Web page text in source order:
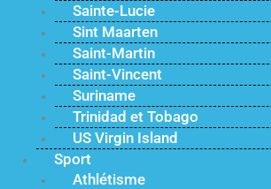
Sainte-Lucie
Sint Maarten
Saint-Martin
Saint-Vincent
Suriname
Trinidad et Tobago
US Virgin Island
Sport
Athlétisme